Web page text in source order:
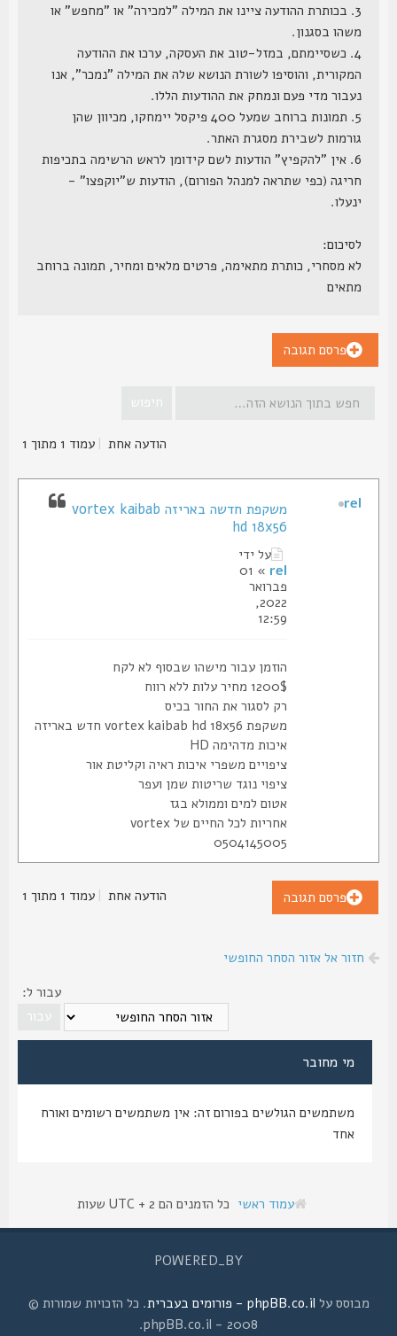
3. בכותרת ההודעה ציינו את המילה "למכירה" או "מחפש" או
משהו בסגנון.
4. כשסיימתם, במזל-טוב את העסקה, ערכו את ההודעה
המקורית, והוסיפו לשורת הנושא שלה את המילה "נמכר", אנו
נעבור מדי פעם ונמחק את ההודעות הללו.
5. תמונות ברוחב שמעל 400 פיקסל יימחקו, מכיוון שהן
גורמות לשבירת מסגרת האתר.
6. אין "להקפיץ" הודעות לשם קידומן לראש הרשימה בתכיפות
חריגה (כפי שתראה למנהל הפורום), הודעות ש"יוקפצו" -
ינעלו.
לסיכום:
לא מסחרי, כותרת מתאימה, פרטים מלאים ומחיר, תמונה ברוחב
מתאים
פרסם תגובה
הודעה אחת |עמוד1מתוך1
משקפת חדשה באריזה vortex kaibab
hd 18x56
על ידי
» 01
פברואר
2022,
12:59
הוזמן עבור מישהו שבסוף לא לקח
1200$ מחיר עלות ללא רווח
רק לסגור את החור בכיס
משקפת vortex kaibab hd 18x56 חדש באריזה
איכות מדהימה HD
ציפויים משפרי איכות ראיה וקליטת אור
ציפוי נוגד שריטות שמן ועפר
אטום למים וממולא בגז
אחריות לכל החיים של vortex
0504145005
פרסם תגובה הודעה אחת |עמוד1מתוך1
חזור אל אזור הסחר החופשי
עבור ל:
מי מחובר
משתמשים הגולשים בפורום זה: אין משתמשים רשומים ואורח
עמוד ראשי כל הזמנים הם UTC + 2 שעות
POWERED_BY
מבוסס עלphpBB.co.il - פורומים בעברית
. כל הזכויות שמורות ©
2008 - phpBB.co.il.